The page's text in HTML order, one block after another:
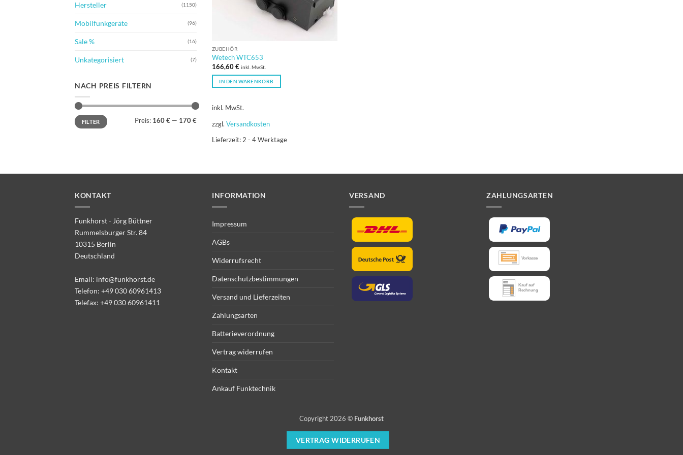
Hersteller (1150)
Mobilfunkgeräte (96)
Sale % (16)
Unkategorisiert (7)
NACH PREIS FILTERN
Min.
Preis
Max.
PreisFILTER Preis: 160 € — 170 €
ZUBEHÖR
Wetech WTC653
166,60€ inkl. MwSt.
IN DEN WARENKORB
inkl. MwSt.
zzgl. Versandkosten
Lieferzeit: 2 - 4 Werktage
KONTAKT
Funkhorst - Jörg Büttner
Rummelsburger Str. 84
10315 Berlin
Deutschland
Email: info@funkhorst.de
Telefon: +49 030 60961413
Telefax: +49 030 60961411
INFORMATION
Impressum
AGBs
Widerrufsrecht
Datenschutzbestimmungen
Versand und Lieferzeiten
Zahlungsarten
Batterieverordnung
Vertrag widerrufen
Kontakt
Ankauf Funktechnik
VERSAND ZAHLUNGSARTEN
Copyright 2026 © Funkhorst
VERTRAG WIDERRUFEN